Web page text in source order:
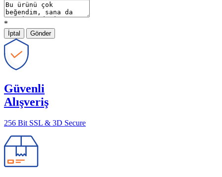
*
İptal Gönder
Güvenli
Alışveriş
256 Bit SSL & 3D Secure